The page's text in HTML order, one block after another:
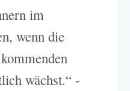
im
wenn die
wächst.“ -